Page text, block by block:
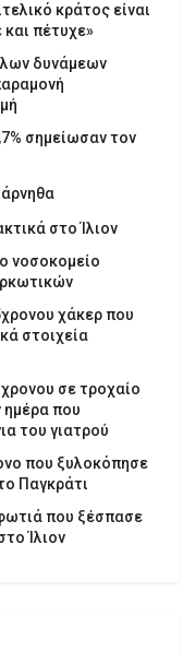
κράτος είναι
πέτυχε»
δυνάμεων
σημείωσαν τον
στο Ίλιον
νοσοκομείο
χάκερ που
στοιχεία
σε τροχαίο
ημέρα που
του γιατρού
που ξυλοκόπησε
Παγκράτι
που ξέσπασε
Ίλιον